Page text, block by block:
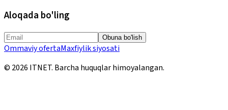
Aloqada bo'ling
Obuna bo'lish
Ommaviy ofertaMaxfiylik siyosati
© 2026 ITNET. Barcha huquqlar himoyalangan.